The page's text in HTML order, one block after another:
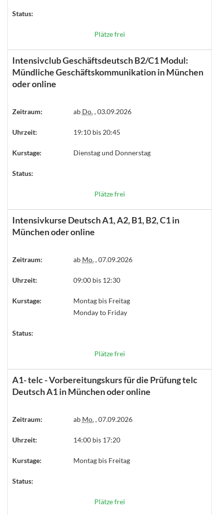
Status:
Plätze frei
Intensivclub Geschäftsdeutsch B2/C1 Modul:
Mündliche Geschäftskommunikation in München
oder online
Zeitraum: ab Do., 03.09.2026
Uhrzeit: 19:10 bis 20:45
Kurstage: Dienstag und Donnerstag
Status:
Plätze frei
Intensivkurse Deutsch A1, A2, B1, B2, C1 in
München oder online
Zeitraum: ab Mo., 07.09.2026
Uhrzeit: 09:00 bis 12:30
Kurstage:
Montag bis Freitag
Monday to Friday
Status:
Plätze frei
A1- telc - Vorbereitungskurs für die Prüfung telc
Deutsch A1 in München oder online
Zeitraum: ab Mo., 07.09.2026
Uhrzeit: 14:00 bis 17:20
Kurstage: Montag bis Freitag
Status:
Plätze frei